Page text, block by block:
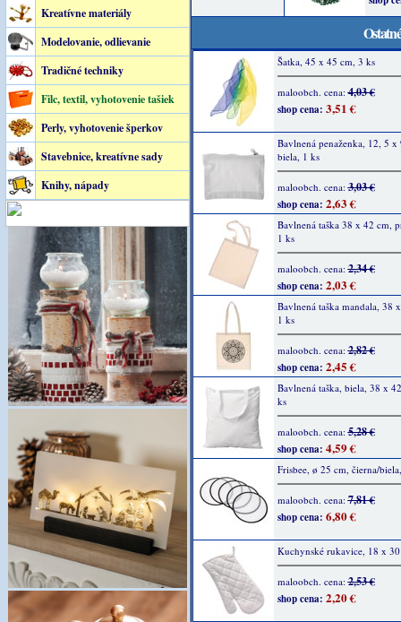
Kreatívne materiály
Modelovanie, odlievanie
Tradičné techniky
Filc, textil, vyhotovenie tašiek
Perly, vyhotovenie šperkov
Stavebnice, kreatívne sady
Knihy, nápady
Šatka, 45 x 45 cm, 3 ks
maloobch. cena:4,03 €
shop cena: 3,51 €
Bavlnená penaženka, 12, 5 x
biela, 1 ks
maloobch. cena:3,03 €
shop cena: 2,63 €
Bavlnená taška 38 x 42 cm,
1 ks
maloobch. cena:2,34 €
shop cena: 2,03 €
Bavlnená taška mandala, 38
1 ks
maloobch. cena:2,82 €
shop cena: 2,45 €
Bavlnená taška, biela, 38 x
ks
maloobch. cena:5,28 €
shop cena: 4,59 €
Frisbee, ø 25 cm, čierna/
maloobch. cena:7,81 €
shop cena: 6,80 €
Kuchynské rukavice, 18 x
maloobch. cena:2,53 €
shop cena: 2,20 €